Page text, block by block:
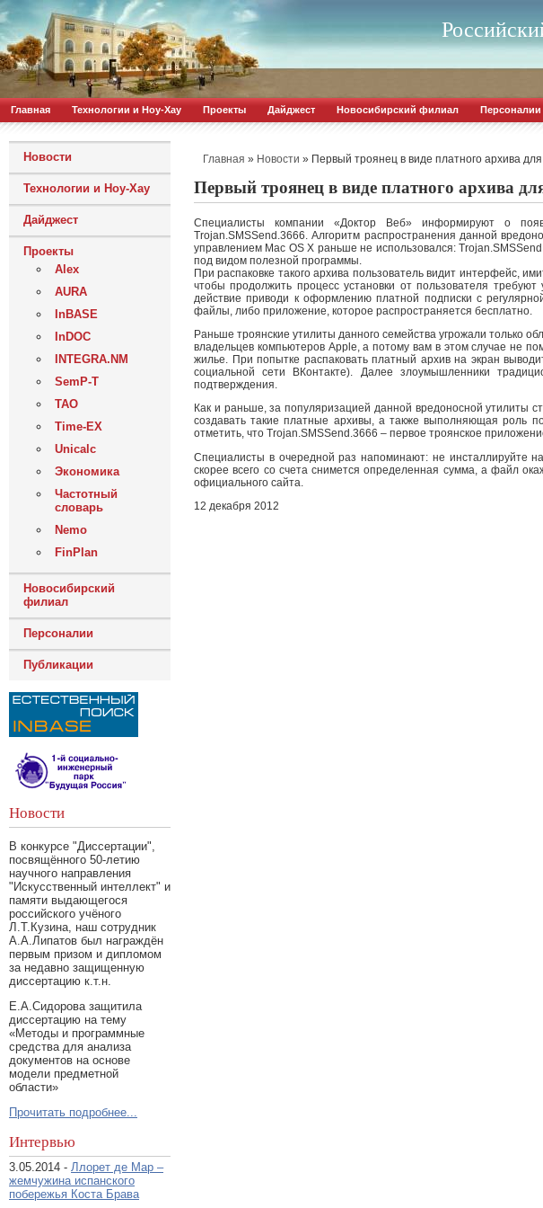
Главная Технологии и Ноу-Хау Проекты Дайджест Новосибирский филиал Персоналии
Новости
Технологии и Ноу-Хау
Дайджест
Проекты
Alex
AURA
InBASE
InDOC
INTEGRA.NM
SemP-T
ТАО
Time-EX
Unicalc
Экономика
Частотный
словарь
Nemo
FinPlan
Новосибирский
филиал
Персоналии
Публикации
Новости
В конкурсе "Диссертации",
посвящённого 50-летию
научного направления
"Искусственный интеллект" и
памяти выдающегося
российского учёного
Л.Т.Кузина, наш сотрудник
А.А.Липатов был награждён
первым призом и дипломом
за недавно защищенную
диссертацию к.т.н.
Е.А.Сидорова защитила
диссертацию на тему
«Методы и программные
средства для анализа
документов на основе
модели предметной
области»
Прочитать подробнее...
Интервью
3.05.2014 - Ллорет де Мар –
жемчужина испанского
побережья Коста Брава
Главная » Новости » Первый троянец в виде платного архива
Первый троянец в виде платного архива
Специалисты компании «Доктор Веб» информируют о
Trojan.SMSSend.3666. Алгоритм распространения данной
управлением Mac OS X раньше не использовался:
под видом полезной программы.
При распаковке такого архива пользователь видит интерфейс,
чтобы продолжить процесс установки от пользователя
действие приводи к оформлению платной подписки с
файлы, либо приложение, которое распространяется бесплатно.
Раньше троянские утилиты данного семейства угрожали только
владельцев компьютеров Apple, а потому вам в этом случае не
жилье. При попытке распаковать платный архив на экран
социальной сети ВКонтакте). Далее злоумышленники
подтверждения.
Как и раньше, за популяризацией данной вредоносной утилиты
создавать такие платные архивы, а также выполняющая роль
отметить, что Trojan.SMSSend.3666 – первое троянское
Специалисты в очередной раз напоминают: не инсталлируйте
скорее всего со счета снимется определенная сумма, а файл
официального сайта.
12 декабря 2012